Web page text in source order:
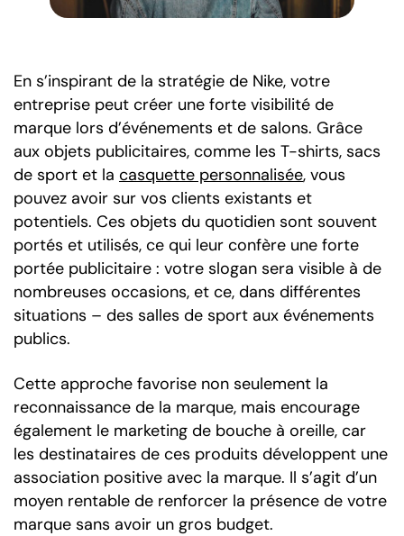
En s’inspirant de la stratégie de Nike, votre
entreprise peut créer une forte visibilité de
marque lors d’événements et de salons. Grâce
aux objets publicitaires, comme les T-shirts, sacs
de sport et la casquette personnalisée, vous
pouvez avoir sur vos clients existants et
potentiels. Ces objets du quotidien sont souvent
portés et utilisés, ce qui leur confère une forte
portée publicitaire : votre slogan sera visible à de
nombreuses occasions, et ce, dans différentes
situations – des salles de sport aux événements
publics.
Cette approche favorise non seulement la
reconnaissance de la marque, mais encourage
également le marketing de bouche à oreille, car
les destinataires de ces produits développent une
association positive avec la marque. Il s’agit d’un
moyen rentable de renforcer la présence de votre
marque sans avoir un gros budget.